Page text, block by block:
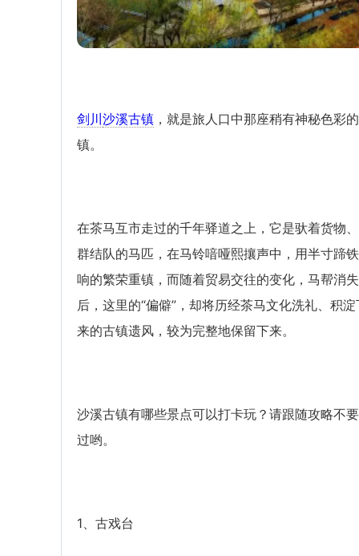
剑川 沙溪古镇 ，就是旅人口中那座稍有神秘色彩
镇。
在茶马互市走过的千年驿道之上，它是驮着货物
群结队的马匹，在马铃喑哑熙攘声中，用半寸蹄
响的繁荣重镇，而随着贸易交往的变化，马帮消失
后，这里的“偏僻”，却将历经茶马文化洗礼、积淀
来的古镇遗风，较为完整地保留下来。
沙溪古镇有哪些景点可以打卡玩？请跟随攻略不
过哟。
1、古戏台